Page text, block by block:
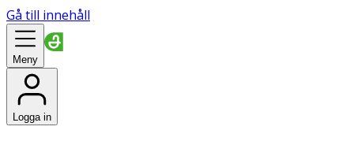
Gå till innehåll
Meny
Logga in